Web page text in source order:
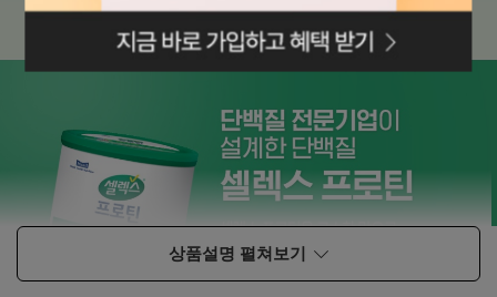
상품설명 펼쳐보기
로그인페이지로